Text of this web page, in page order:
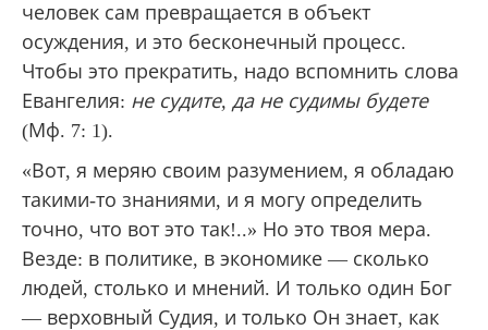
человек сам превращается в объект
осуждения, и это бесконечный процесс.
Чтобы это прекратить, надо вспомнить слова
Евангелия: не судите, да не судимы будете
(Мф. 7: 1).
«Вот, я меряю своим разумением, я обладаю
такими-то знаниями, и я могу определить
точно, что вот это так!..» Но это твоя мера.
Везде: в политике, в экономике — сколько
людей, столько и мнений. И только один Бог
— верховный Судия, и только Он знает, как